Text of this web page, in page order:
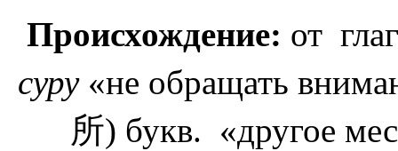
Происхождение: от
суру«не обращать
所) букв. «другое